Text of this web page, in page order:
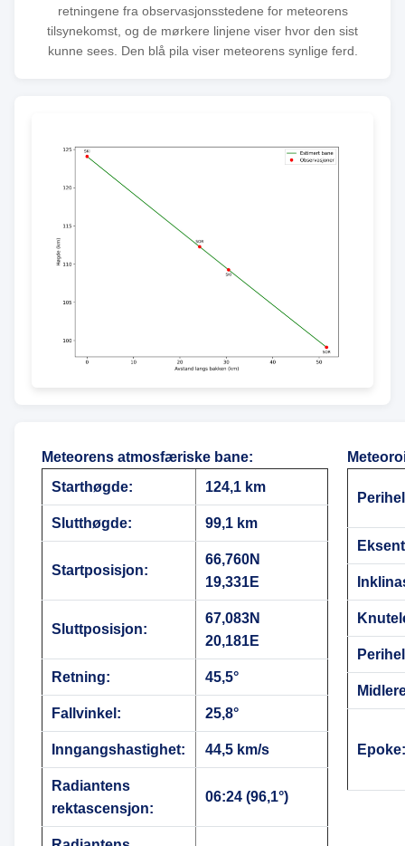
retningene fra observasjonsstedene for meteorens
tilsynekomst, og de mørkere linjene viser hvor den sist
kunne sees. Den blå pila viser meteorens synlige ferd.
Meteorens atmosfæriske bane:
Starthøgde:
124,1 km
Slutthøgde: 99,1 km
Startposisjon:
66,760N
19,331E
Sluttposisjon:
67,083N
20,181E
Retning: 45,5°
Fallvinkel: 25,8°
Inngangshastighet: 44,5 km/s
Radiantens
rektascensjon:
06:24 (96,1°)
Epoke: